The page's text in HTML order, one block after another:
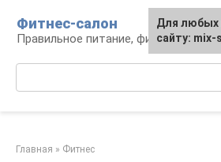
контенту
Фитнес-салон
Правильное питание, фитнес, образ
Главная » Фитнес
Для любых
сайту: mix-